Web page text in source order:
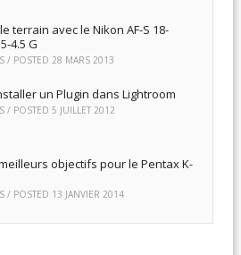
terrain avec le Nikon AF-S 18-
4.5 G
/ POSTED 28 MARS 2013
un Plugin dans Lightroom
/ POSTED 5 JUILLET 2012
objectifs pour le Pentax K-
/ POSTED 13 JANVIER 2014